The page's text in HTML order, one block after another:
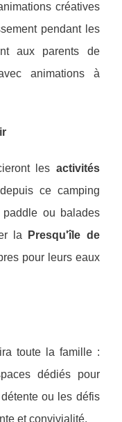
créatives
pendant les
aux parents de
animations à
les activités
ce camping
paddle ou balades
la
Presqu'île de
pour leurs eaux
toute la famille :
dédiés pour
ou les défis
et convivialité.